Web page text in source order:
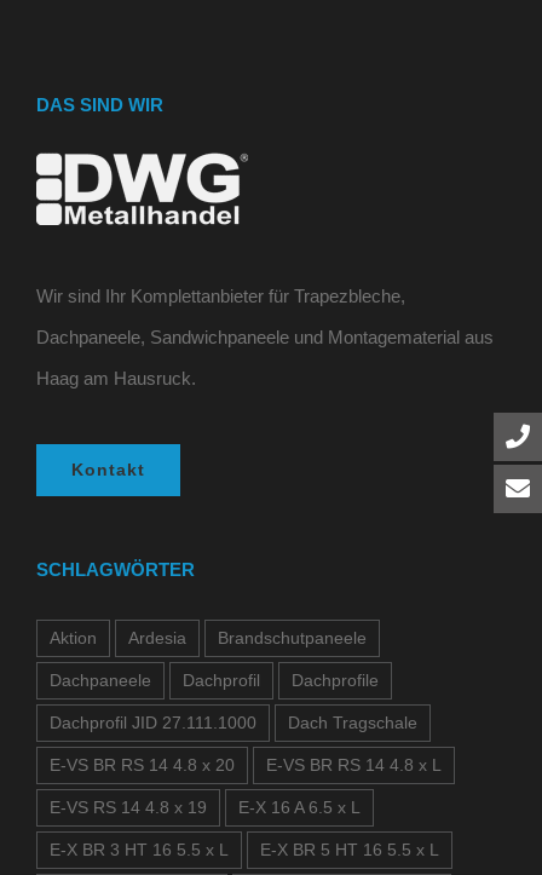
DAS SIND WIR
Wir sind Ihr Komplettanbieter für Trapezbleche,
Dachpaneele, Sandwichpaneele und Montagematerial aus
Haag am Hausruck.
Kontakt
SCHLAGWÖRTER
Aktion Ardesia Brandschutpaneele
Dachpaneele Dachprofil Dachprofile
Dachprofil JID 27.111.1000 Dach Tragschale
E-VS BR RS 14 4.8 x 20 E-VS BR RS 14 4.8 x L
E-VS RS 14 4.8 x 19 E-X 16 A 6.5 x L
E-X BR 3 HT 16 5.5 x L E-X BR 5 HT 16 5.5 x L